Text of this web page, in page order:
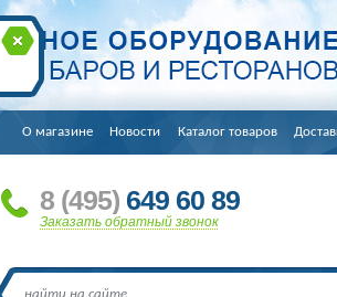
О магазине Новости Каталог товаров
8 (495) 649 60 89
Заказать обратный звонок